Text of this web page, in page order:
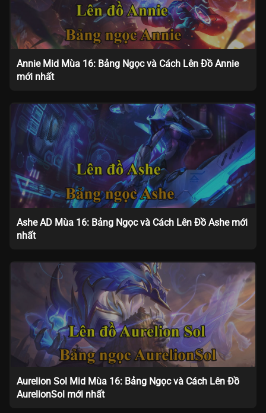
Annie Mid Mùa 16: Bảng Ngọc và Cách Lên Đồ Annie
mới nhất
Ashe AD Mùa 16: Bảng Ngọc và Cách Lên Đồ Ashe mới
nhất
Aurelion Sol Mid Mùa 16: Bảng Ngọc và Cách Lên Đồ
AurelionSol mới nhất